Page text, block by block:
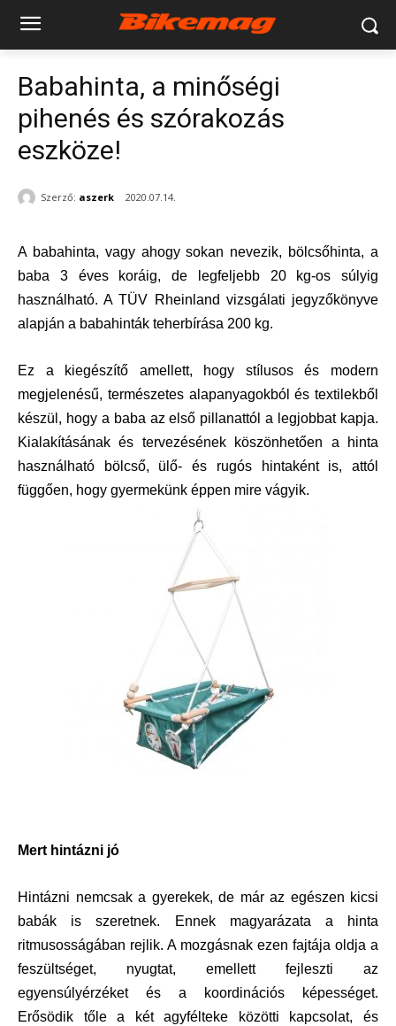
Babahinta, a minőségi
pihenés és szórakozás
eszköze!
Szerző: aszerk 2020.07.14.
A babahinta, vagy ahogy sokan nevezik, bölcsőhinta, a
baba 3 éves koráig, de legfeljebb 20 kg-os súlyig
használható. A TÜV Rheinland vizsgálati jegyzőkönyve
alapján a babahinták teherbírása 200 kg.
Ez a kiegészítő amellett, hogy stílusos és modern
megjelenésű, természetes alapanyagokból és textilekből
készül, hogy a baba az első pillanattól a legjobbat kapja.
Kialakításának és tervezésének köszönhetően a hinta
használható bölcső, ülő- és rugós hintaként is, attól
függően, hogy gyermekünk éppen mire vágyik.
Mert hintázni jó
Hintázni nemcsak a gyerekek, de már az egészen kicsi
babák is szeretnek. Ennek magyarázata a hinta
ritmusosságában rejlik. A mozgásnak ezen fajtája oldja a
feszültséget, nyugtat, emellett fejleszti az
egyensúlyérzéket és a koordinációs képességet.
Erősödik tőle a két agyfélteke közötti kapcsolat, és